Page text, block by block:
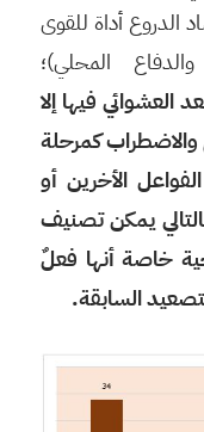
الدروع أداة للقوى
والدفاع المحلي)؛
فيها إلا
كمرحلة
الأخرين أو
يمكن تصنيف
خاصة أنها فعلٌ
السابقة.